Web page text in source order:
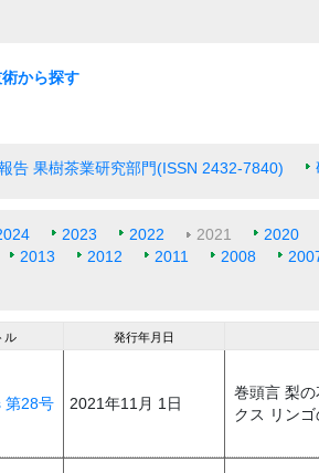
から探す
告 果樹茶業研究部門(ISSN 2432-7840)
2023 2022 2021 2020
2013 2012 2011 2008
ル 発行年月日
第28号 2021年11月 1日
巻頭言 梨
クス リンゴ